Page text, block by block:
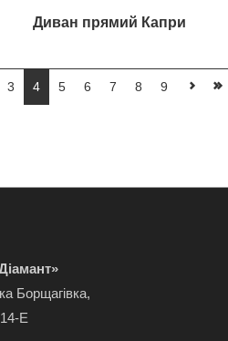
Диван прямий Капри
3 4 5 6 7 8 9
Борщагівка,
Е